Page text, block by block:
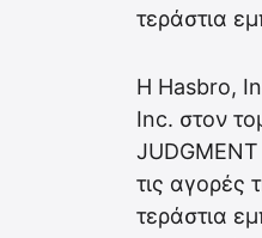
τεράστια
Η Hasbro,
Inc. στον
JUDGMENT
τις αγορές
τεράστια